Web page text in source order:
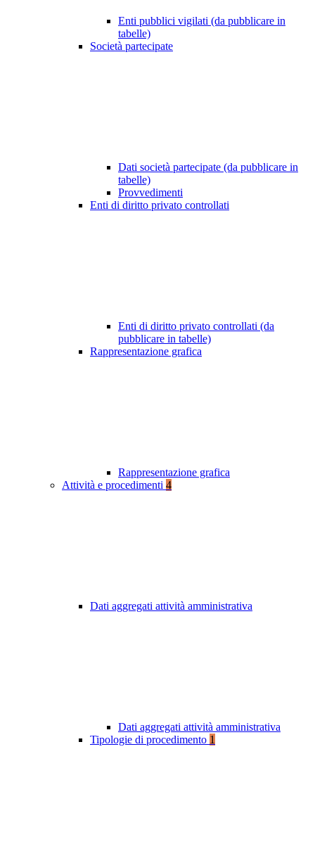
Enti pubblici vigilati (da pubblicare in
tabelle)
Società partecipate
Dati società partecipate (da pubblicare in
tabelle)
Provvedimenti
Enti di diritto privato controllati
Enti di diritto privato controllati (da
pubblicare in tabelle)
Rappresentazione grafica
Rappresentazione grafica
Attività e procedimenti 4
Dati aggregati attività amministrativa
Dati aggregati attività amministrativa
Tipologie di procedimento 1